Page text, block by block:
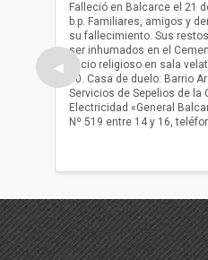
◀
Falleció en Balcarce el 21
b.p. Familiares, amigos y
su fallecimiento. Sus
ser inhumados en el
oficio religioso en sala
10. Casa de duelo: Barrio
Servicios de Sepelios de la
Electricidad «General
Nº 519 entre 14 y 16,